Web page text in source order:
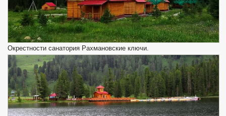
Окрестности санатория Рахмановские ключи.